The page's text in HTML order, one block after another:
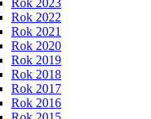
Rok 2022
Rok 2021
Rok 2020
Rok 2019
Rok 2018
Rok 2017
Rok 2016